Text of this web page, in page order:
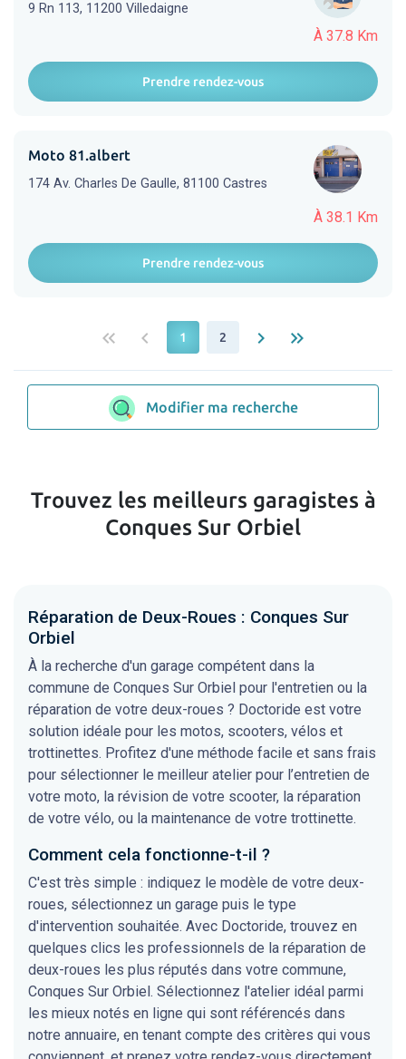
À 37.8 Km
9 Rn 113, 11200 Villedaigne
Prendre rendez-vous
À 38.1 Km
Moto 81.albert
174 Av. Charles De Gaulle, 81100 Castres
Prendre rendez-vous
keyboard_double_arrow_left keyboard_arrow_left 1 2 keyboard_arrow_right keyboard_double_arrow_right
Modifier ma recherche
Trouvez les meilleurs garagistes à
Conques Sur Orbiel
Réparation de Deux-Roues : Conques Sur
Orbiel
À la recherche d'un garage compétent dans la
commune de Conques Sur Orbiel pour l'entretien ou la
réparation de votre deux-roues ? Doctoride est votre
solution idéale pour les motos, scooters, vélos et
trottinettes. Profitez d'une méthode facile et sans frais
pour sélectionner le meilleur atelier pour l’entretien de
votre moto, la révision de votre scooter, la réparation
de votre vélo, ou la maintenance de votre trottinette.
Comment cela fonctionne-t-il ?
C'est très simple : indiquez le modèle de votre deux-
roues, sélectionnez un garage puis le type
d'intervention souhaitée. Avec Doctoride, trouvez en
quelques clics les professionnels de la réparation de
deux-roues les plus réputés dans votre commune,
Conques Sur Orbiel. Sélectionnez l'atelier idéal parmi
les mieux notés en ligne qui sont référencés dans
notre annuaire, en tenant compte des critères qui vous